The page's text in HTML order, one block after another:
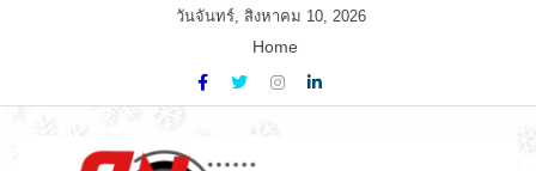
วันจันทร์, สิงหาคม 10, 2026
Home